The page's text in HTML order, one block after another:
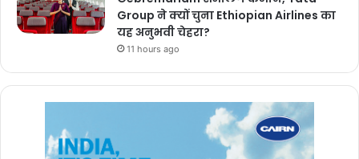
Group ने क्यों चुना Ethiopian Airlines का
यह अनुभवी चेहरा?
11 hours ago